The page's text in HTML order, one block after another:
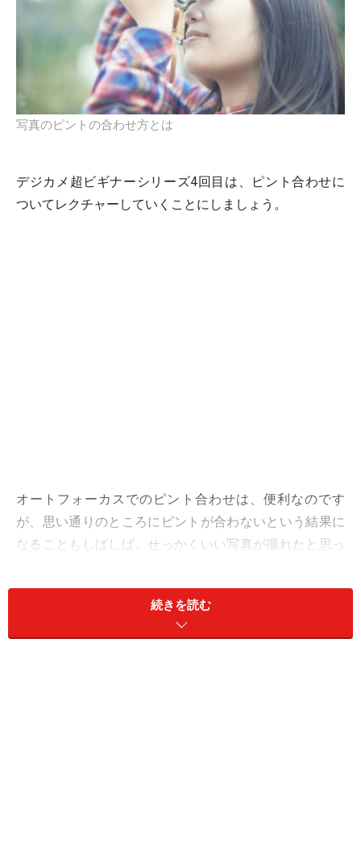
写真のピントの合わせ方とは
デジカメ超ビギナーシリーズ4回目は、ピント合わせに
ついてレクチャーしていくことにしましょう。
オートフォーカスでのピント合わせは、便利なのです
が、思い通りのところにピントが合わないという結果に
なることもしばしば。せっかくいい写真が撮れたと思っ
ピント合わせが上手く出来るだけでも写真の出来が上手
になります。まずは、的確な場所へのピント合わせがで
続きを読む